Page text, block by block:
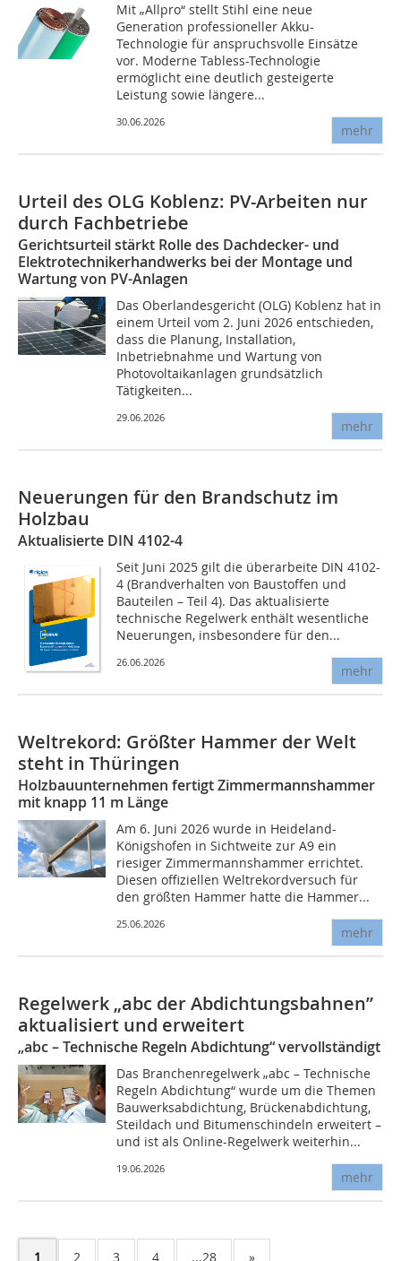
Mit „Allpro“ stellt Stihl eine neue
Generation professioneller Akku-
Technologie für anspruchsvolle Einsätze
vor. Moderne Tabless-Technologie
ermöglicht eine deutlich gesteigerte
Leistung sowie längere...
30.06.2026
mehr
Urteil des OLG Koblenz: PV-Arbeiten nur
durch Fachbetriebe
Gerichtsurteil stärkt Rolle des Dachdecker- und
Elektrotechnikerhandwerks bei der Montage und
Wartung von PV-Anlagen
Das Oberlandesgericht (OLG) Koblenz hat in
einem Urteil vom 2. Juni 2026 entschieden,
dass die Planung, Installation,
Inbetriebnahme und Wartung von
Photovoltaikanlagen grundsätzlich
Tätigkeiten...
29.06.2026
mehr
Neuerungen für den Brandschutz im
Holzbau
Aktualisierte DIN 4102-4
Seit Juni 2025 gilt die überarbeite DIN 4102-
4 (Brandverhalten von Baustoffen und
Bauteilen – Teil 4). Das aktualisierte
technische Regelwerk enthält wesentliche
Neuerungen, insbesondere für den...
26.06.2026
mehr
Weltrekord: Größter Hammer der Welt
steht in Thüringen
Holzbauunternehmen fertigt Zimmermannshammer
mit knapp 11 m Länge
Am 6. Juni 2026 wurde in Heideland-
Königshofen in Sichtweite zur A9 ein
riesiger Zimmermannshammer errichtet.
Diesen offiziellen Weltrekordversuch für
den größten Hammer hatte die Hammer...
25.06.2026
mehr
Regelwerk „abc der Abdichtungsbahnen”
aktualisiert und erweitert
„abc – Technische Regeln Abdichtung“ vervollständigt
Das Branchenregelwerk „abc – Technische
Regeln Abdichtung“ wurde um die Themen
Bauwerksabdichtung, Brückenabdichtung,
Steildach und Bitumenschindeln erweitert –
und ist als Online-Regelwerk weiterhin...
19.06.2026
mehr
1 2 3 4 ...28 »